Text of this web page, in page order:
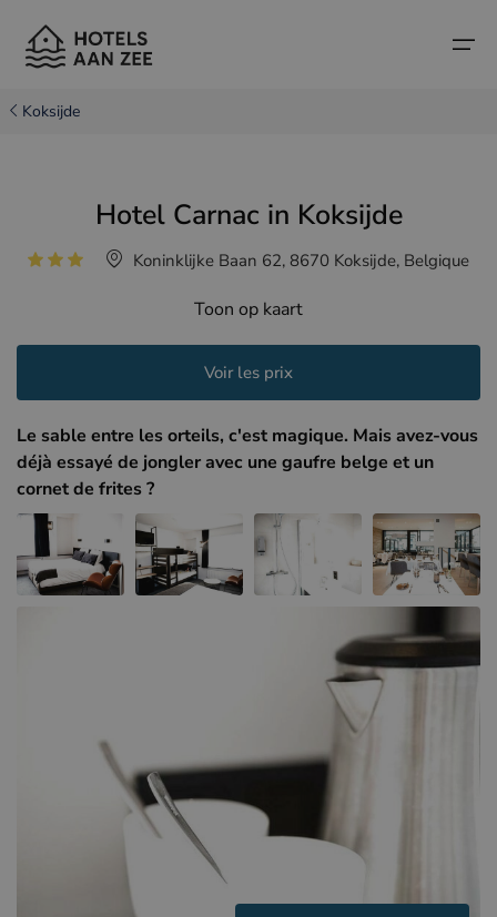
Villes balnéaires populaires
Villes balnéaires populaires
Hôtels à Cadzand (NL)
Hôtels à Knokke (BE)
Hôtels à Bruges (BE)
Hôtels à Middelkerke (BE)
Hôtels à Sluis (NL)
Hôtels à Renesse (NL)
Hôtels à Dunkerque (FR)
Pays
Pays
Côte belge
Côte néerlandaise
Côte nord de la France
Conseils et informations sur les voyages
Koksijde
Hotel Carnac in Koksijde
Koninklijke Baan 62, 8670 Koksijde, Belgique
Toon op kaart
Voir les prix
Le sable entre les orteils, c'est magique. Mais avez-vous
déjà essayé de jongler avec une gaufre belge et un
cornet de frites ?